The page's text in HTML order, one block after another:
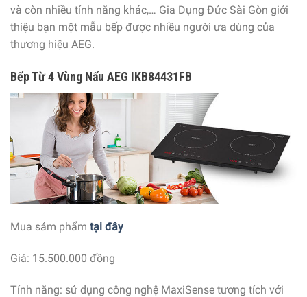
và còn nhiều tính năng khác,… Gia Dụng Đức Sài Gòn giới
thiệu bạn một mẫu bếp được nhiều người ưa dùng của
thương hiệu AEG.
Bếp Từ 4 Vùng Nấu AEG IKB84431FB
Mua sảm phẩm tại đây
Giá: 15.500.000 đồng
Tính năng: sử dụng công nghệ MaxiSense tương tích với